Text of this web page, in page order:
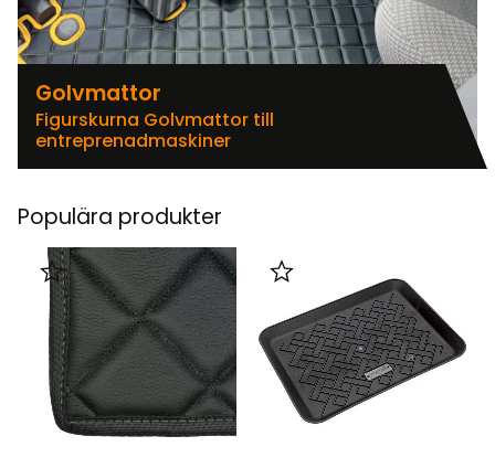
Golvmattor
Figurskurna Golvmattor till
entreprenadmaskiner
Populära produkter
Lägg till i favoriter Lägg till i favoriter